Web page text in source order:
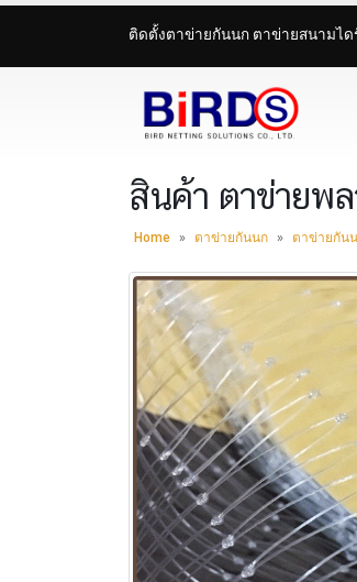
ติดตั้งตาข่ายกันนก ตาข่ายสนามไ
สินค้า ตาข่ายพ
Home » ตาข่ายกันนก » ตาข่ายกัน